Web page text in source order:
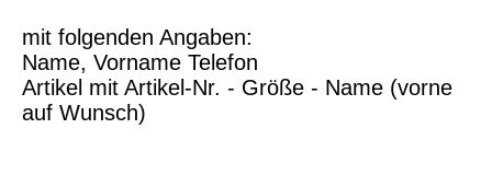
mit folgenden Angaben:
Name, Vorname Telefon
Artikel mit Artikel-Nr. - Größe - Name (vorne
auf Wunsch)